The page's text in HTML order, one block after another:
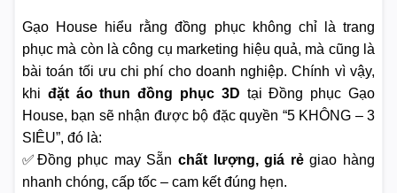
Gạo House hiểu rằng đồng phục không chỉ là trang
phục mà còn là công cụ marketing hiệu quả, mà cũng là
bài toán tối ưu chi phí cho doanh nghiệp. Chính vì vậy,
khi đặt áo thun đồng phục 3D tại Đồng phục Gạo
House, bạn sẽ nhận được bộ đặc quyền “5 KHÔNG – 3
SIÊU”, đó là:
✅Đồng phục may Sẵn chất lượng, giá rẻgiao hàng
nhanh chóng, cấp tốc – cam kết đúng hẹn.